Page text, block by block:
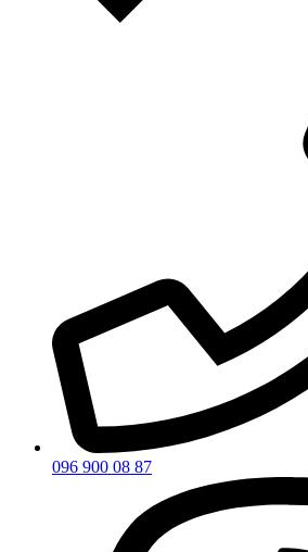
096 900 08 87